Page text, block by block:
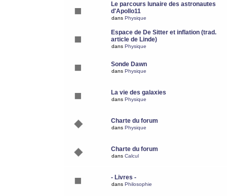
Le parcours lunaire des astronautes
d'Apollo11
dans Physique
Espace de De Sitter et inflation (trad.
article de Linde)
dans Physique
Sonde Dawn
dans Physique
La vie des galaxies
dans Physique
Charte du forum
dans Physique
Charte du forum
dans Calcul
- Livres -
dans Philosophie